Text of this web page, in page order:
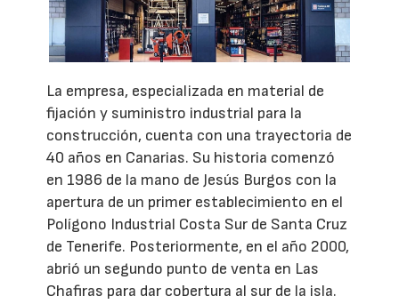
La empresa, especializada en material de
fijación y suministro industrial para la
construcción, cuenta con una trayectoria de
40 años en Canarias. Su historia comenzó
en 1986 de la mano de Jesús Burgos con la
apertura de un primer establecimiento en el
Polígono Industrial Costa Sur de Santa Cruz
de Tenerife. Posteriormente, en el año 2000,
abrió un segundo punto de venta en Las
Chafiras para dar cobertura al sur de la isla.